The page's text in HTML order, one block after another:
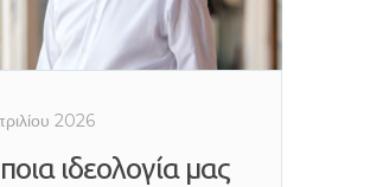
2026
ποια ιδεολογία μας